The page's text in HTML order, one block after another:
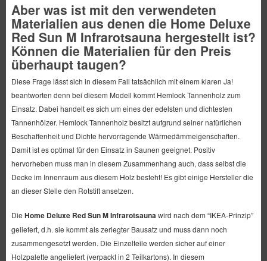
Aber was ist mit den verwendeten
Materialien aus denen die Home Deluxe
Red Sun M Infrarotsauna hergestellt ist?
Können die Materialien für den Preis
überhaupt taugen?
Diese Frage lässt sich in diesem Fall tatsächlich mit einem klaren Ja!
beantworten denn bei diesem Modell kommt Hemlock Tannenholz zum
Einsatz. Dabei handelt es sich um eines der edelsten und dichtesten
Tannenhölzer. Hemlock Tannenholz besitzt aufgrund seiner natürlichen
Beschaffenheit und Dichte hervorragende Wärmedämmeigenschaften.
Damit ist es optimal für den Einsatz in Saunen geeignet. Positiv
hervorheben muss man in diesem Zusammenhang auch, dass selbst die
Decke im Innenraum aus diesem Holz besteht! Es gibt einige Hersteller die
an dieser Stelle den Rotstift ansetzen.
Die Home Deluxe Red Sun M Infrarotsauna wird nach dem “IKEA-Prinzip”
geliefert, d.h. sie kommt als zerlegter Bausatz und muss dann noch
zusammengesetzt werden. Die Einzelteile werden sicher auf einer
Holzpalette angeliefert (verpackt in 2 Teilkartons). In diesem